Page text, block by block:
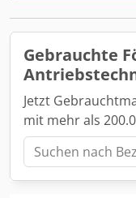
Gebrauchte
Jetzt
mit mehr als